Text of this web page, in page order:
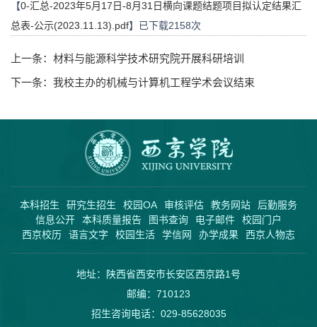
【0-汇总-2023年5月17日-8月31日横向课题结题项目拟认定结果汇
总表-公示(2023.11.13).pdf】已下载2158次
上一条： 材料与能源科学技术研究院开展科研培训
下一条： 我校主办的机械与计算机工程学术会议结束
本科招生 研究生招生 校园OA 审核评估 教务网站
后勤服务
信息公开
本科质量报告 图书查询 电子邮件
校园门户
西京校历
语言文字 校园生活 学信网 办学成果 西京人物志
地址：陕西省西安市长安区西京路1号
邮编：710123
招生咨询电话：029-85628035